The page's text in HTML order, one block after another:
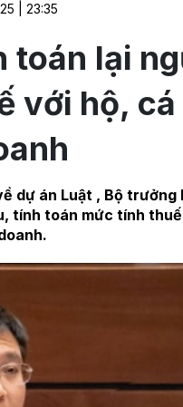
| 23:35
toán lại
với hộ, cá
dự án Luật , Bộ trưởng
tính toán mức tính